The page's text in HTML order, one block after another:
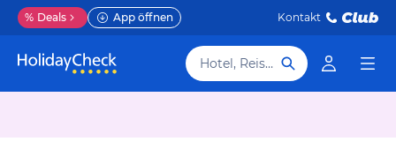
% Deals App öffnen Kontakt
Hotel, Reiseziel